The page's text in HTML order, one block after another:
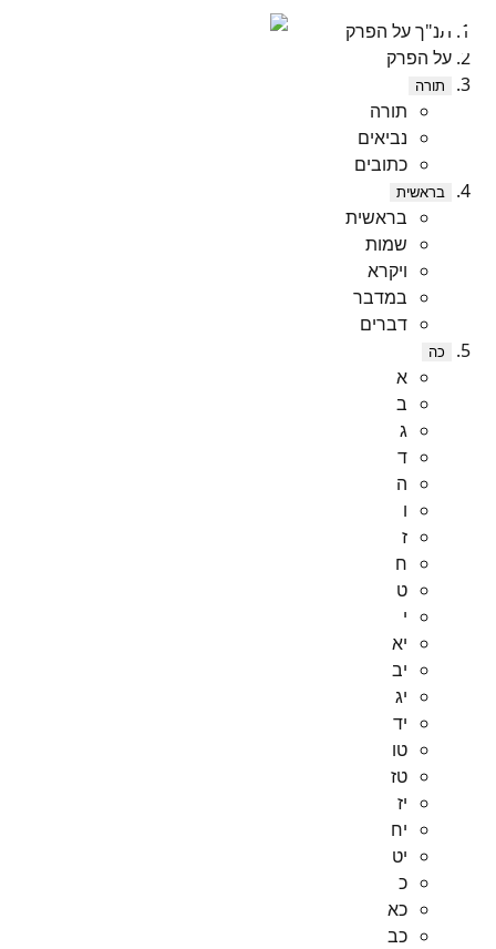
תנ"ך על הפרק
על הפרק
תורה
תורה
נביאים
כתובים
בראשית
בראשית
שמות
ויקרא
במדבר
דברים
כה
א
ב
ג
ד
ה
ו
ז
ח
ט
י
יא
יב
יג
יד
טו
טז
יז
יח
יט
כ
כא
כב